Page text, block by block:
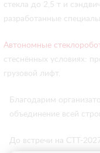
стекла до 2,5 т и
разработанные
Автономные
стеснённых условиях:
грузовой лифт.
Благодарим
объединение всей
До встречи на СТТ-